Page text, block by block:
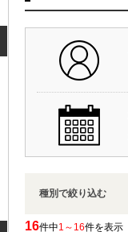
種別で絞り込む
16件中1～16件を表示